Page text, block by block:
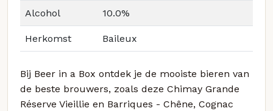
Alcohol 10.0%
Herkomst Baileux
Bij Beer in a Box ontdek je de mooiste bieren van
de beste brouwers, zoals deze Chimay Grande
Réserve Vieillie en Barriques - Chêne, Cognac